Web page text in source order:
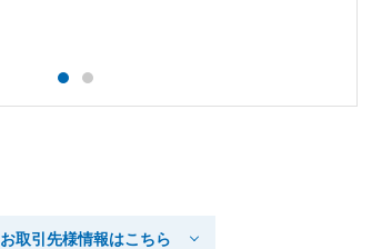
お取引先様情報はこちら